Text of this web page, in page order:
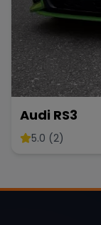
Audi RS3
5.0 (2)